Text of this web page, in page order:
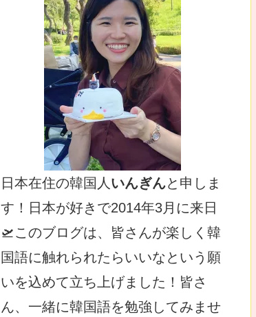
日本在住の韓国人 いんぎんと申しま
す！日本が好きで2014年3月に来日
🛫このブログは、皆さんが楽しく韓
国語に触れられたらいいなという願
いを込めて立ち上げました！皆さ
ん、一緒に韓国語を勉強してみませ